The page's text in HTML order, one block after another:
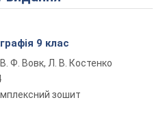
9 клас
В. Ф. Вовк, Л. В. Костенко
зошит